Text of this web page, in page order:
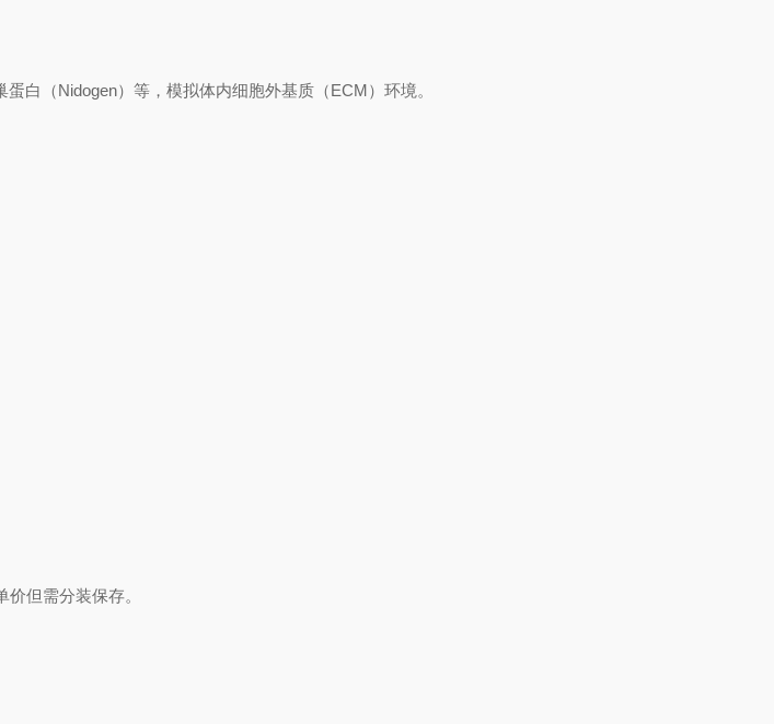
白（Nidogen）等，模拟体内细胞外基质（ECM）环境。
但需分装保存。